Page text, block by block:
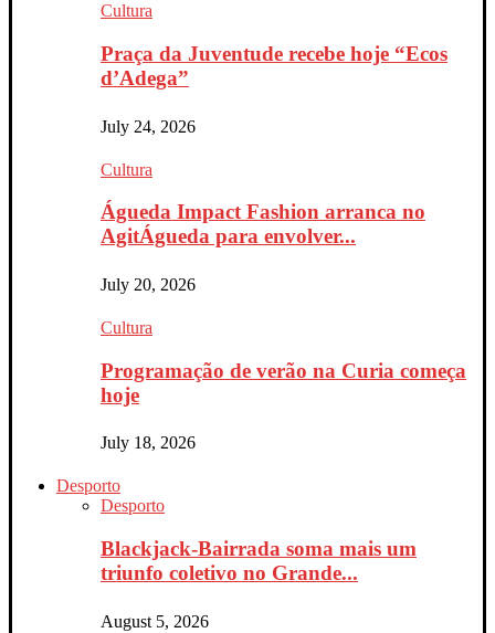
Cultura
Praça da Juventude recebe hoje “Ecos
d’Adega”
July 24, 2026
Cultura
Águeda Impact Fashion arranca no
AgitÁgueda para envolver...
July 20, 2026
Cultura
Programação de verão na Curia começa
hoje
July 18, 2026
Desporto
Desporto
Blackjack-Bairrada soma mais um
triunfo coletivo no Grande...
August 5, 2026